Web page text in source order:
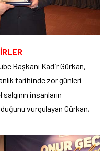
Başkanı Kadir Gürkan,
tarihinde zor günleri
insanların
vurgulayan Gürkan,